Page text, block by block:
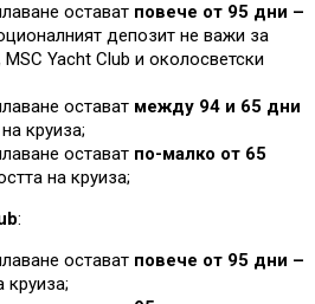
остават повече от 95 дни –
депозит не важи за
Yacht Club и околосветски
остават между 94 и 65 дни
круиза;
остават по-малко от 65
на круиза;
:
остават повече от 95 дни –
круиза;